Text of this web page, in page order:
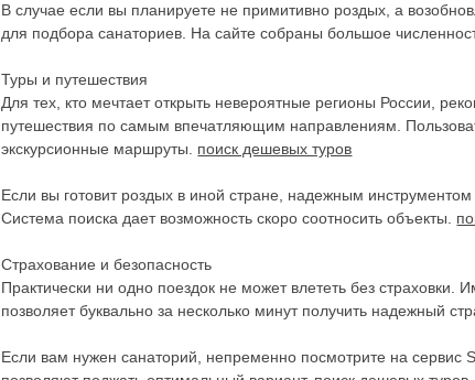
В случае если вы планируете не примитивно роздых, а
для подбора санаториев. На сайте собраны большое
Туры и путешествия
Для тех, кто мечтает открыть невероятные регионы России,
путешествия по самым впечатляющим направлениям.
экскурсионные маршруты. поиск дешевых туров
Если вы готовит роздых в иной стране, надежным
Система поиска дает возможность скоро соотносить объекты.
Страхование и безопасность
Практически ни одно поездок не может влететь без
позволяет буквально за несколько минут получить надежный
Если вам нужен санаторий, непременно посмотрите на сервис